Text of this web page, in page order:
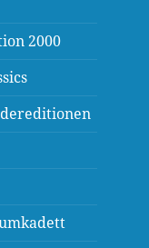
2000